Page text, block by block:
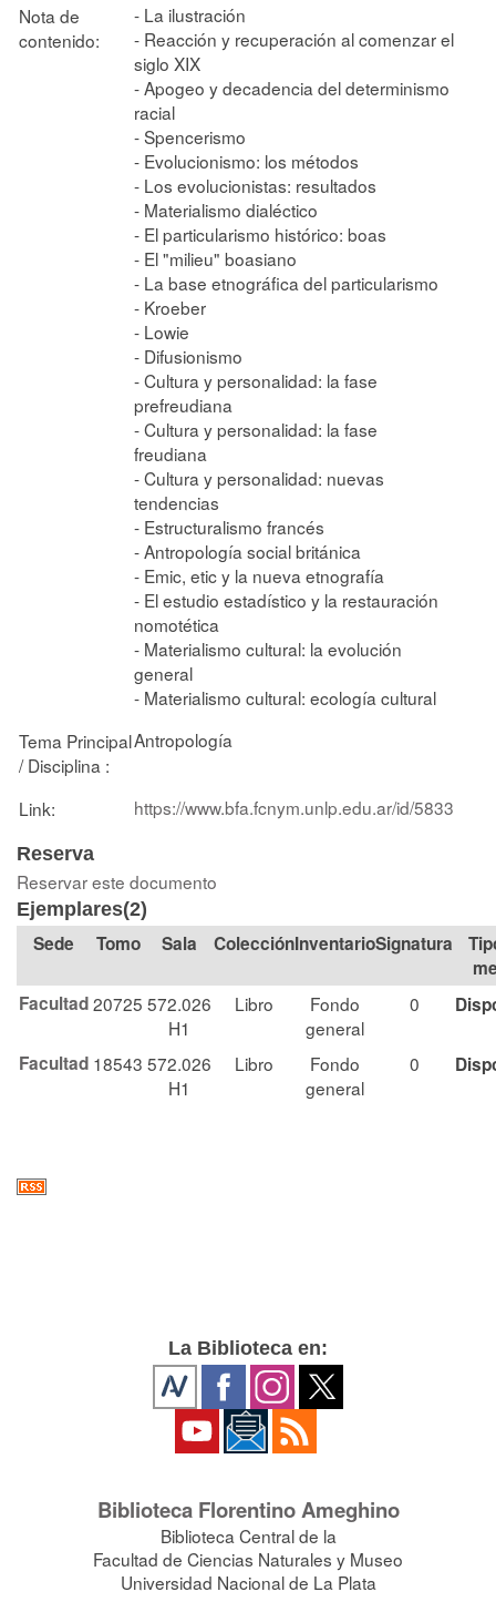
Nota de
contenido:
- La ilustración
- Reacción y recuperación al comenzar el
siglo XIX
- Apogeo y decadencia del determinismo
racial
- Spencerismo
- Evolucionismo: los métodos
- Los evolucionistas: resultados
- Materialismo dialéctico
- El particularismo histórico: boas
- El "milieu" boasiano
- La base etnográfica del particularismo
- Kroeber
- Lowie
- Difusionismo
- Cultura y personalidad: la fase
prefreudiana
- Cultura y personalidad: la fase
freudiana
- Cultura y personalidad: nuevas
tendencias
- Estructuralismo francés
- Antropología social británica
- Emic, etic y la nueva etnografía
- El estudio estadístico y la restauración
nomotética
- Materialismo cultural: la evolución
general
- Materialismo cultural: ecología cultural
Tema Principal
/ Disciplina :
Antropología
Link: https://www.bfa.fcnym.unlp.edu.ar/id/5833
Reserva
Reservar este documento
Ejemplares(2)
Tomo Sala Colección Signatura
Facultad20725 572.026
H1
Libro
Fondo
general
0
Facultad 18543 572.026
H1
Libro
Fondo
general
0
La Biblioteca en:
Biblioteca Florentino Ameghino
Biblioteca Central de la
Facultad de Ciencias Naturales y Museo
Universidad Nacional de La Plata